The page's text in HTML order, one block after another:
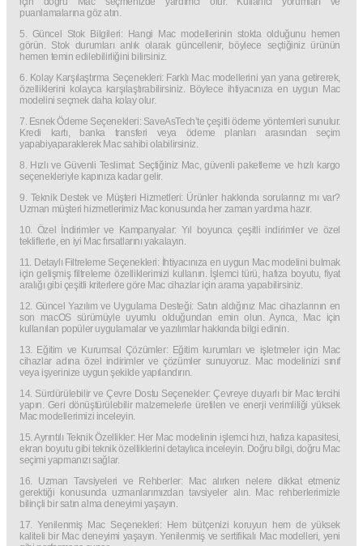
puanlamalarına göz atın.
5. Güncel Stok Bilgileri: Hangi Mac modellerinin stokta olduğunu hemen
görün. Stok durumları anlık olarak güncellenir, böylece seçtiğiniz ürünün
hemen temin edilebilirliğini bilirsiniz.
6. Kolay Karşılaştırma Seçenekleri: Farklı Mac modellerini yan yana getirerek,
özelliklerini kolayca karşılaştırabilirsiniz. Böylece ihtiyacınıza en uygun Mac
modelini seçmek daha kolay olur.
7. Esnek Ödeme Seçenekleri: SaveAsTech’te çeşitli ödeme yöntemleri sunulur.
Kredi kartı, banka transferi veya ödeme planları arasından seçim
yapabiyaparaklerek Mac sahibi olabilirsiniz.
8. Hızlı ve Güvenli Teslimat: Seçtiğiniz Mac, güvenli paketleme ve hızlı kargo
seçenekleriyle kapınıza kadar gelir.
9. Teknik Destek ve Müşteri Hizmetleri: Ürünler hakkında sorularınız mı var?
Uzman müşteri hizmetlerimiz Mac konusunda her zaman yardıma hazır.
10. Özel İndirimler ve Kampanyalar: Yıl boyunca çeşitli indirimler ve özel
tekliflerle, en iyi Mac fırsatlarını yakalayın.
11. Detaylı Filtreleme Seçenekleri: İhtiyacınıza en uygun Mac modelini bulmak
için gelişmiş filtreleme özelliklerimizi kullanın. İşlemci türü, hafıza boyutu, fiyat
aralığı gibi çeşitli kriterlere göre Mac cihazlar için arama yapabilirsiniz.
12. Güncel Yazılım ve Uygulama Desteği: Satın aldığınız Mac cihazlarının en
son macOS sürümüyle uyumlu olduğundan emin olun. Ayrıca, Mac için
kullanılan popüler uygulamalar ve yazılımlar hakkında bilgi edinin.
13. Eğitim ve Kurumsal Çözümler: Eğitim kurumları ve işletmeler için Mac
cihazlar adına özel indirimler ve çözümler sunuyoruz. Mac modelinizi sınıf
veya işyerinize uygun şekilde yapılandırın.
14. Sürdürülebilir ve Çevre Dostu Seçenekler: Çevreye duyarlı bir Mac tercihi
yapın. Geri dönüştürülebilir malzemelerle üretilen ve enerji verimliliği yüksek
Mac modellerimizi inceleyin.
15. Ayrıntılı Teknik Özellikler: Her Mac modelinin işlemci hızı, hafıza kapasitesi,
ekran boyutu gibi teknik özelliklerini detaylıca inceleyin. Doğru bilgi, doğru Mac
seçimi yapmanızı sağlar.
16. Uzman Tavsiyeleri ve Rehberler: Mac alırken nelere dikkat etmeniz
gerektiği konusunda uzmanlarımızdan tavsiyeler alın. Mac rehberlerimizle
bilinçli bir satın alma deneyimi yaşayın.
17. Yenilenmiş Mac Seçenekleri: Hem bütçenizi koruyun hem de yüksek
kaliteli bir Mac deneyimi yaşayın. Yenilenmiş ve sertifikalı Mac modelleri, yeni